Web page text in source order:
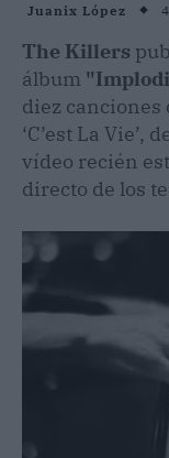
Juanix López
The Killers
álbum
diez
‘C’est La
vídeo recién
directo de los